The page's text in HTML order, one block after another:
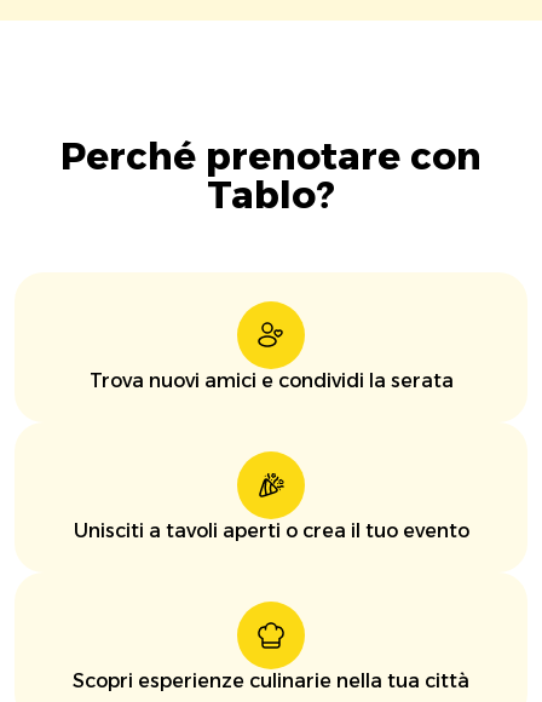
Perché prenotare con
Tablo?
Trova nuovi amici e condividi la serata
Unisciti a tavoli aperti o crea il tuo evento
Scopri esperienze culinarie nella tua città